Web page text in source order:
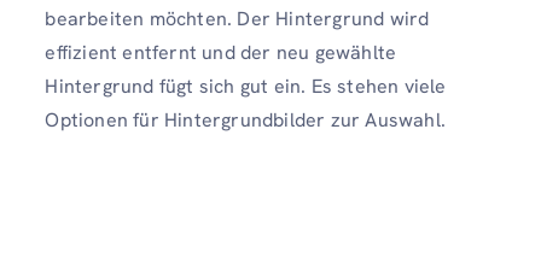
bearbeiten möchten. Der Hintergrund wird
effizient entfernt und der neu gewählte
Hintergrund fügt sich gut ein. Es stehen viele
Optionen für Hintergrundbilder zur Auswahl.